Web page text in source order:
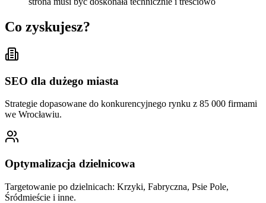
Co zyskujesz?
SEO dla dużego miasta
Strategie dopasowane do konkurencyjnego rynku z 85 000 firmami
we Wrocławiu.
Optymalizacja dzielnicowa
Targetowanie po dzielnicach: Krzyki, Fabryczna, Psie Pole,
Śródmieście i inne.